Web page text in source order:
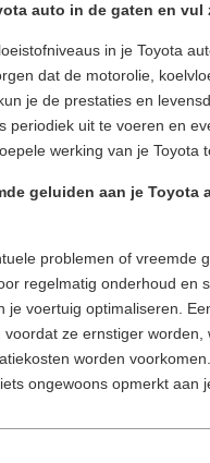
auto in de gaten en
in je Toyota
dat de motorolie,
je de prestaties en
periodiek uit te voeren en
werking van je Toyota
geluiden aan je
problemen of vreemde
regelmatig onderhoud en
je voertuig optimaliseren.
ze ernstiger
worden
ongewoons opmerkt aan